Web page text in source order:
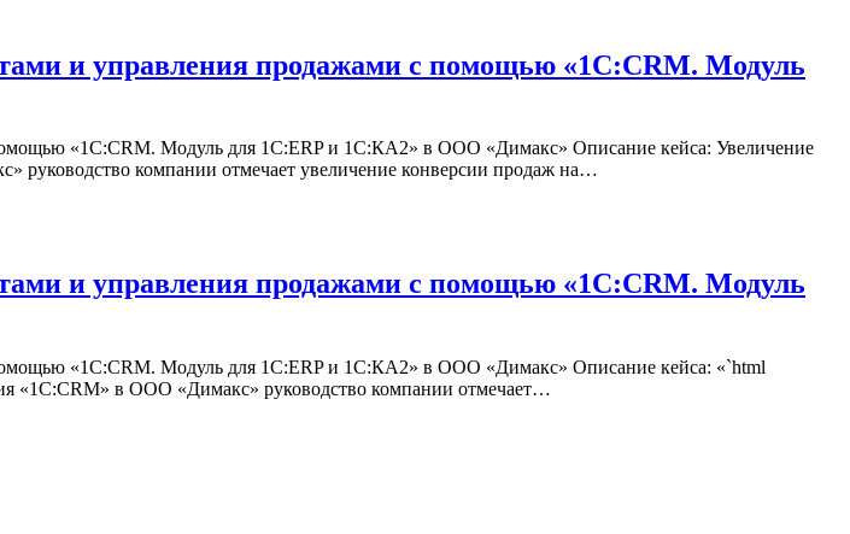
и управления продажами с помощью «1С:CRM. Модуль
«1С:CRM. Модуль для 1С:ERP и 1С:КА2» в ООО «Димакс» Описание кейса: Увеличение
компании отмечает увеличение конверсии продаж на…
и управления продажами с помощью «1С:CRM. Модуль
«1С:CRM. Модуль для 1С:ERP и 1С:КА2» в ООО «Димакс» Описание кейса: «`html
«1С:CRM» в ООО «Димакс» руководство компании отмечает…